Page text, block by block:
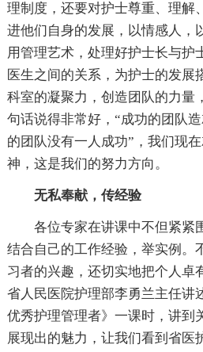
理制度，还要对护士尊重、理解
进他们自身的发展，以情感人，
用管理艺术，处理好护士长与护
医生之间的关系，为护士的发展
科室的凝聚力，创造团队的力量
句话说得非常好，“成功的团队
的团队没有一人成功”，我们现
神，这是我们的努力方向。
无私奉献，传经验
各位专家在讲课中不但紧紧
结合自己的工作经验，举实例。
习者的兴趣，还切实地把个人卓
省人民医院护理部李勇兰主任讲
优秀护理管理者》一课时，讲到
展现出的魅力，让我们看到省医